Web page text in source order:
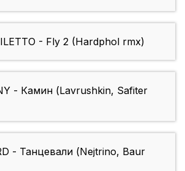
- Fly 2 (Hardphol rmx)
- Камин (Lavrushkin, Safiter
- Танцевали (Nejtrino, Baur